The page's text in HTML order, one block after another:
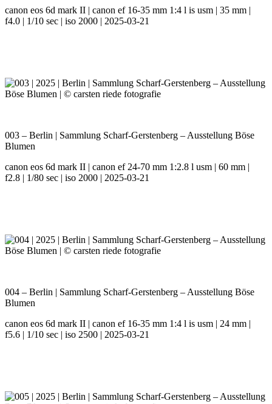
canon eos 6d mark II | canon ef 16-35 mm 1:4 l is usm | 35 mm |
f4.0 | 1/10 sec | iso 2000 | 2025-03-21
003 – Berlin | Sammlung Scharf-Gerstenberg – Ausstellung Böse
Blumen
canon eos 6d mark II | canon ef 24-70 mm 1:2.8 l usm | 60 mm |
f2.8 | 1/80 sec | iso 2000 | 2025-03-21
004 – Berlin | Sammlung Scharf-Gerstenberg – Ausstellung Böse
Blumen
canon eos 6d mark II | canon ef 16-35 mm 1:4 l is usm | 24 mm |
f5.6 | 1/10 sec | iso 2500 | 2025-03-21